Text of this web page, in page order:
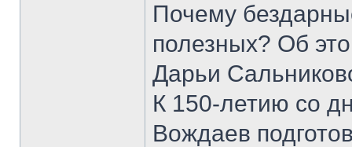
Почему
полезных? Об
Дарьи
К 150-летию со
Вождаев